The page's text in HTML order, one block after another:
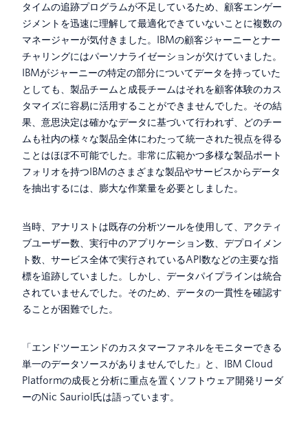
タイムの追跡プログラムが不足しているため、顧客エンゲー
ジメントを迅速に理解して最適化できていないことに複数の
マネージャーが気付きました。IBMの顧客ジャーニーとナー
チャリングにはパーソナライゼーションが欠けていました。
IBMがジャーニーの特定の部分についてデータを持っていた
としても、製品チームと成長チームはそれを顧客体験のカス
タマイズに容易に活用することができませんでした。その結
果、意思決定は確かなデータに基づいて行われず、どのチー
ムも社内の様々な製品全体にわたって統一された視点を得る
ことはほぼ不可能でした。非常に広範かつ多様な製品ポート
フォリオを持つIBMのさまざまな製品やサービスからデータ
を抽出するには、膨大な作業量を必要としました。
当時、アナリストは既存の分析ツールを使用して、アクティ
ブユーザー数、実行中のアプリケーション数、デプロイメン
ト数、サービス全体で実行されているAPI数などの主要な指
標を追跡していました。しかし、データパイプラインは統合
されていませんでした。そのため、データの一貫性を確認す
ることが困難でした。
「エンドツーエンドのカスタマーファネルをモニターできる
単一のデータソースがありませんでした」と、IBM Cloud
Platformの成長と分析に重点を置くソフトウェア開発リーダ
ーのNic Sauriol氏は語っています。